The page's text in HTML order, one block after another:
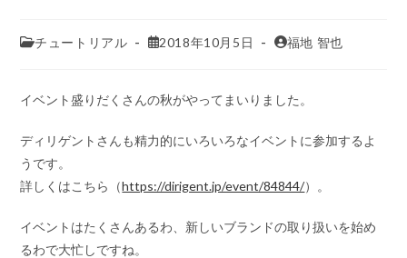
チュートリアル 2018年10月5日 福地 智也
イベント盛りだくさんの秋がやってまいりました。
ディリゲントさんも精力的にいろいろなイベントに参加するよ
うです。
詳しくはこちら（https://dirigent.jp/event/84844/）。
イベントはたくさんあるわ、新しいブランドの取り扱いを始め
るわで大忙しですね。